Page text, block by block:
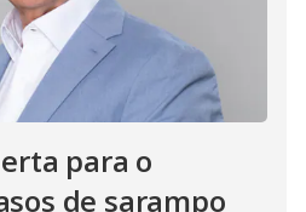
para o
de sarampo